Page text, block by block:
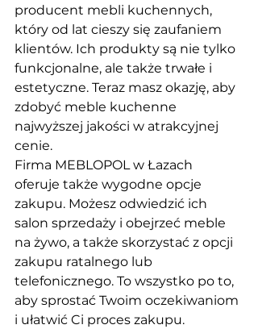
producent mebli kuchennych,
który od lat cieszy się zaufaniem
klientów. Ich produkty są nie tylko
funkcjonalne, ale także trwałe i
estetyczne. Teraz masz okazję, aby
zdobyć meble kuchenne
najwyższej jakości w atrakcyjnej
cenie.
Firma MEBLOPOL w Łazach
oferuje także wygodne opcje
zakupu. Możesz odwiedzić ich
salon sprzedaży i obejrzeć meble
na żywo, a także skorzystać z opcji
zakupu ratalnego lub
telefonicznego. To wszystko po to,
aby sprostać Twoim oczekiwaniom
i ułatwić Ci proces zakupu.